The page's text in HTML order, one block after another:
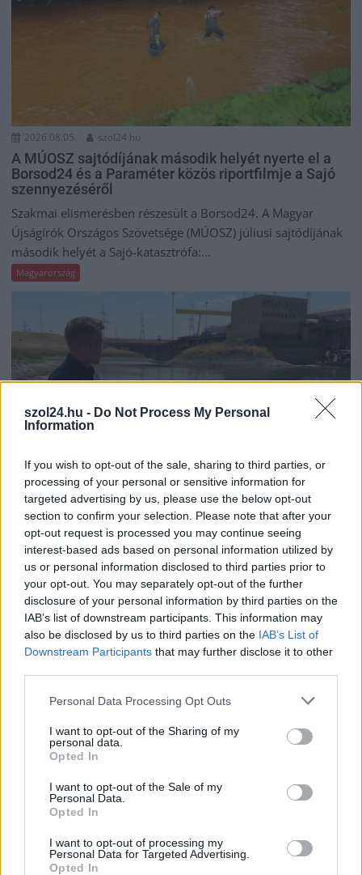
szol24.hu - Do Not Process My Personal
Information
If you wish to opt-out of the sale, sharing to third parties, or
processing of your personal or sensitive information for
targeted advertising by us, please use the below opt-out
section to confirm your selection. Please note that after your
opt-out request is processed you may continue seeing
interest-based ads based on personal information utilized by
us or personal information disclosed to third parties prior to
your opt-out. You may separately opt-out of the further
disclosure of your personal information by third parties on the
IAB’s list of downstream participants. This information may
also be disclosed by us to third parties on the IAB’s List of
Downstream Participants that may further disclose it to other
Please note that this website/app uses one or more Google
not limited to your visit or usage behaviour. You may click to
grant or deny consent to Google and its third-party tags to
use your data for below specified purposes in below Google
consent section.
Personal Data Processing Opt Outs
I want to opt-out of the Sharing of my
personal data.
Opted In
I want to opt-out of the Sale of my
Personal Data.
Opted In
I want to opt-out of processing my
Personal Data for Targeted Advertising.
Opted In
2026.08.05. szol24.hu
A MÚOSZ sajtódíjának második helyét nyerte el a
Borsod24 és a Paraméter közös riportfilmje a Sajó
szennyezéséről
Szakmai elismerésben részesült a Borsod24. A Magyar
Újságírók Országos Szövetsége (MÚOSZ) júliusi sajtódíjának
második helyét a Sajó-katasztrófa:...
Magyarország
2026.08.04. Kiss Lajos
Lehet, hogy mégis megússzuk Paks teljes
leállítását, némileg emelkedett a vízszint
(VIDEÓVAL)
Az éjszaka folyamán már hajszálnyira voltak attól, hogy az
utolsó blokkot is teljesen le kelljen állítani,...